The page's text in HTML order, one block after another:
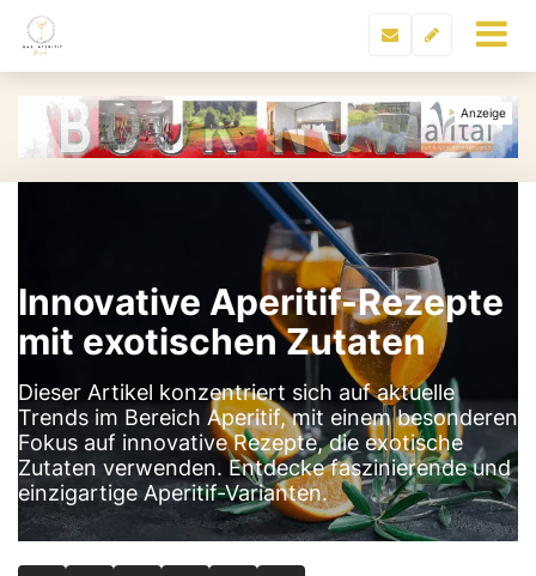
Innovative Aperitif-Rezepte
mit exotischen Zutaten
Dieser Artikel konzentriert sich auf aktuelle
Trends im Bereich Aperitif, mit einem besonderen
Fokus auf innovative Rezepte, die exotische
Zutaten verwenden. Entdecke faszinierende und
einzigartige Aperitif-Varianten.